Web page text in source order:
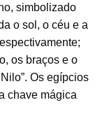
simbolizado
o sol, o céu e a
os braços e o
Os egípcios
chave mágica